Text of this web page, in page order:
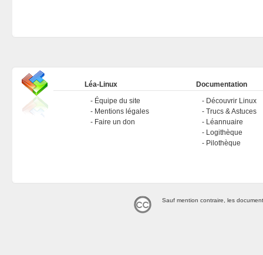
Léa-Linux
Équipe du site
Mentions légales
Faire un don
Documentation
Découvrir Linux
Trucs & Astuces
Léannuaire
Logithèque
Pilothèque
Sauf mention contraire, les